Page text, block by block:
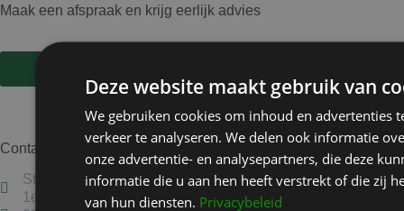
Maak een afspraak en krijg eerlijk advies
Contact
Staten Bolwerk, Koetshuis 1,
1e etage, 2011 MK Haarlem
Deze website maakt gebruik van
We gebruiken cookies om inhoud en advertenties
verkeer te analyseren. We delen ook informatie
onze advertentie- en analysepartners, die deze
informatie die u aan hen heeft verstrekt of die zij
van hun diensten. Privacybeleid